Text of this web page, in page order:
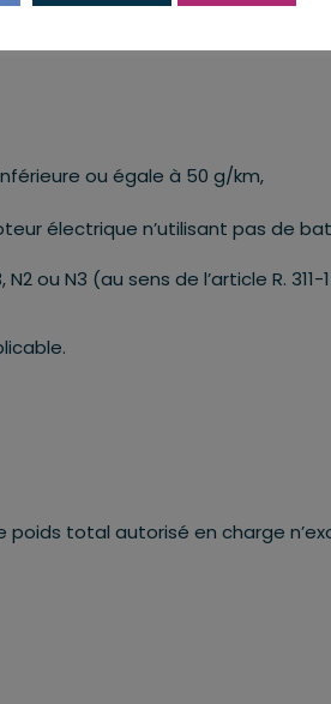
à nous contacter pour déposer
ou égale à 50 g/km,
électrique n’utilisant pas de
ou N3 (au sens de l’article R. 311-
total autorisé en charge